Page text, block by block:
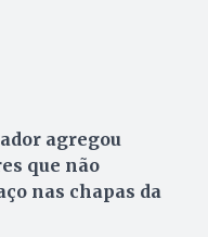
agregou
que não
nas chapas da